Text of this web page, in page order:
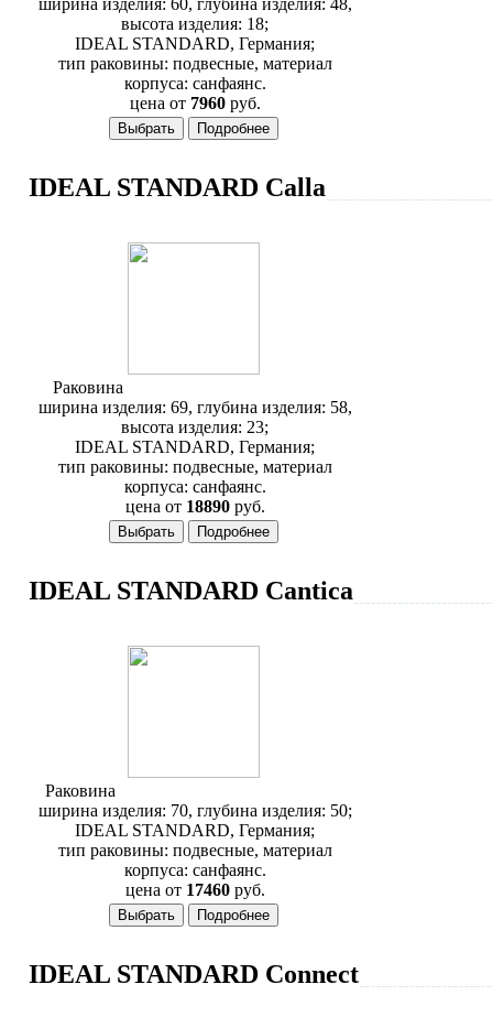
ширина изделия: 60, глубина изделия: 48,
высота изделия: 18;
IDEAL STANDARD, Германия;
тип раковины: подвесные, материал
корпуса: санфаянс.
цена от7960 руб.
IDEAL STANDARD Calla
Раковина
ширина изделия: 69, глубина изделия: 58,
высота изделия: 23;
IDEAL STANDARD, Германия;
тип раковины: подвесные, материал
корпуса: санфаянс.
цена от18890 руб.
IDEAL STANDARD Cantica
Раковина
ширина изделия: 70, глубина изделия: 50;
IDEAL STANDARD, Германия;
тип раковины: подвесные, материал
корпуса: санфаянс.
цена от17460 руб.
IDEAL STANDARD Connect